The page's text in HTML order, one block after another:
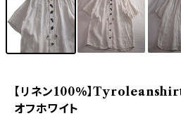
【リネン100％】
オフホワイト